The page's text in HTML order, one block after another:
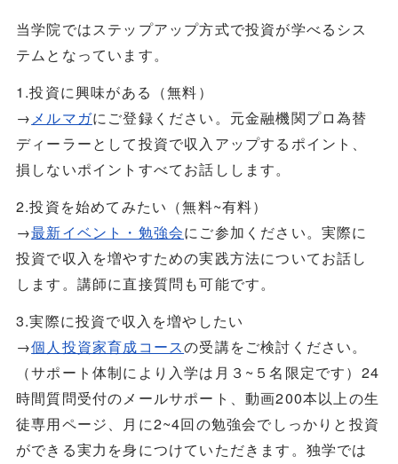
当学院ではステップアップ方式で投資が学べるシス
テムとなっています。
1.投資に興味がある（無料）
→メルマガにご登録ください。元金融機関プロ為替
ディーラーとして投資で収入アップするポイント、
損しないポイントすべてお話しします。
2.投資を始めてみたい（無料~有料）
→最新イベント・勉強会にご参加ください。実際に
投資で収入を増やすための実践方法についてお話し
します。講師に直接質問も可能です。
3.実際に投資で収入を増やしたい
→個人投資家育成コースの受講をご検討ください。
（サポート体制により入学は月３~５名限定です）24
時間質問受付のメールサポート、動画200本以上の生
徒専用ページ、月に2~4回の勉強会でしっかりと投資
ができる実力を身につけていただきます。独学では